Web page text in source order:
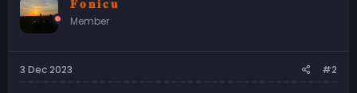
Member
3 Dec 2023 #2